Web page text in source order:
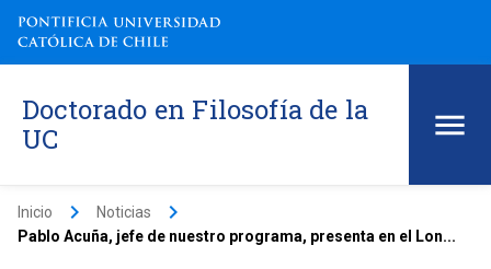
Doctorado en Filosofía de la
UC
Inicio keyboard_arrow_right Noticias keyboard_arrow_right
Pablo Acuña, jefe de nuestro programa, presenta en el Lon...